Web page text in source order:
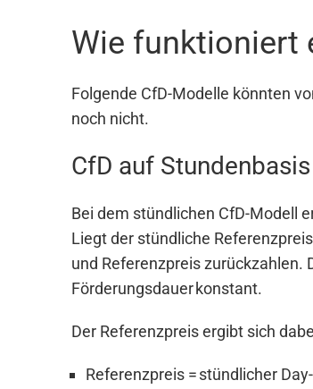
Wie funktioniert
Folgende CfD-Modelle könnten
noch nicht.
CfD auf Stundenbasis
Bei dem stündlichen CfD-Modell
Liegt der stündliche
und Referenzpreis zurückzahlen.
Förderungsdauer konstant.
Der Referenzpreis ergibt sich
Referenzpreis = stündlicher